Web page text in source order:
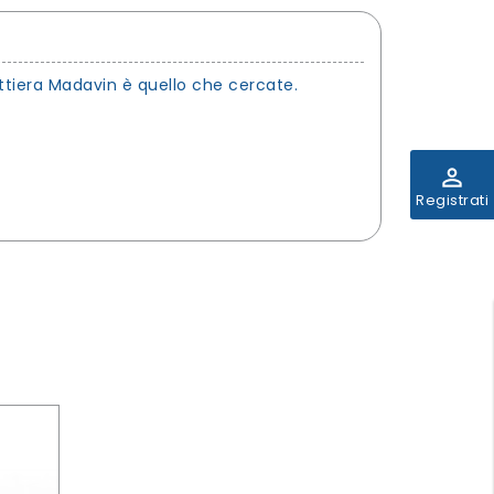
perm_identity
Registrati
Madavin è quello che cercate.